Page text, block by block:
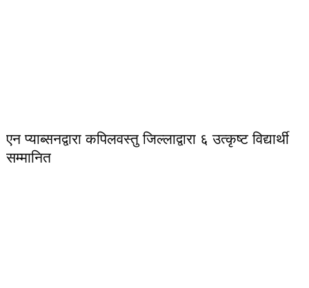
एन प्याब्सनद्वारा कपिलवस्तु जिल्लाद्वारा ६ उत्कृष्ट विद्यार्थी
सम्मानित